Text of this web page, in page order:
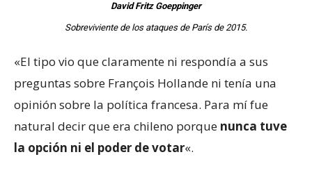
David Fritz Goeppinger
Sobreviviente de los ataques de París de 2015.
«El tipo vio que claramente ni respondía a sus
preguntas sobre François Hollande ni tenía una
opinión sobre la política francesa. Para mí fue
natural decir que era chileno porque nunca tuve
la opción ni el poder de votar«.